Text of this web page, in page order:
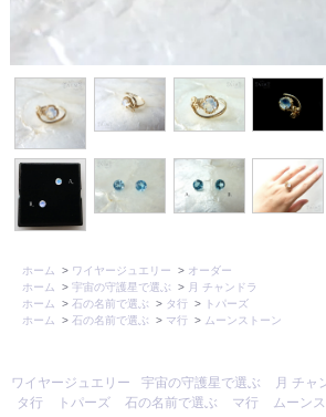
ホーム > ワイヤージュエリー > オーダー
ホーム
> 宇宙の守護星で選ぶ > 月 チャンドラ
ホーム
> 石の名前で選ぶ > タ行 >
トパーズ
ホーム
> 石の名前で選ぶ > マ行 > ムーンストーン
ワイヤージュエリー 宇宙の守護星で選ぶ 月 チャ
タ行
トパーズ 石の名前で選ぶ マ行 ムーン